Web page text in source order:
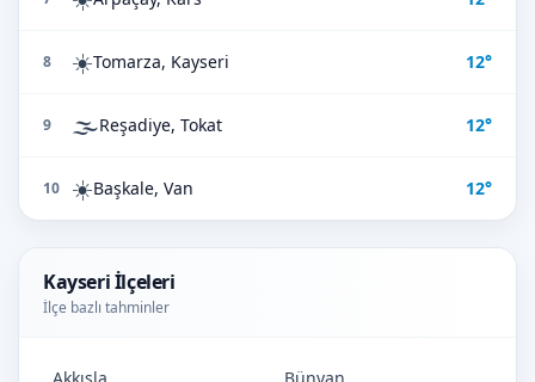
8 ☀️Tomarza, Kayseri 12°
9 🌫️Reşadiye, Tokat 12°
10 ☀️Başkale, Van 12°
Kayseri İlçeleri
İlçe bazlı tahminler